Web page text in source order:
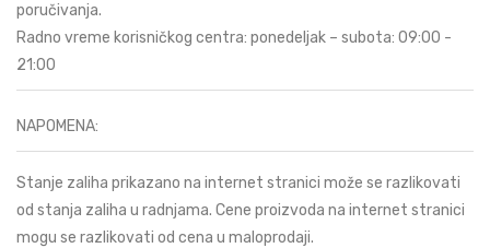
poručivanja.
Radno vreme korisničkog centra: ponedeljak – subota: 09:00 -
21:00
NAPOMENA:
Stanje zaliha prikazano na internet stranici može se razlikovati
od stanja zaliha u radnjama. Cene proizvoda na internet stranici
mogu se razlikovati od cena u maloprodaji.